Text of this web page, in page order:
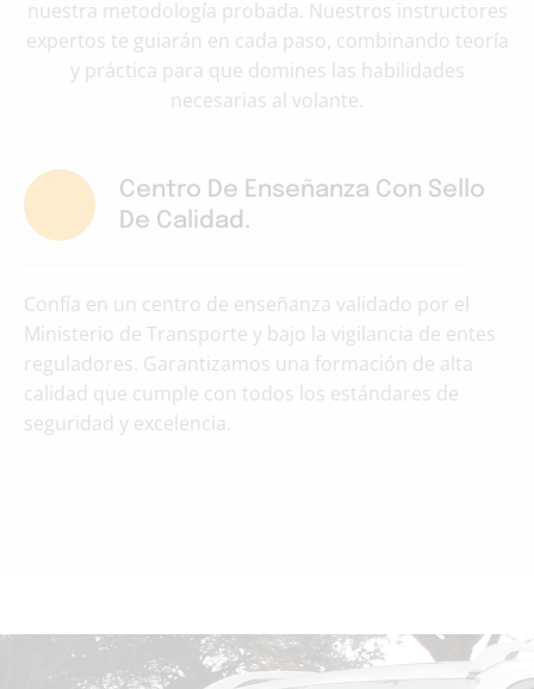
nuestra metodología probada. Nuestros instructores
expertos te guiarán en cada paso, combinando teoría
y práctica para que domines las habilidades
necesarias al volante.
Centro De Enseñanza Con Sello
De Calidad.
Confía en un centro de enseñanza validado por el
Ministerio de Transporte y bajo la vigilancia de entes
reguladores. Garantizamos una formación de alta
calidad que cumple con todos los estándares de
seguridad y excelencia.